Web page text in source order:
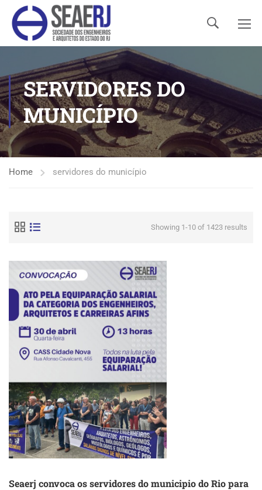
SERVIDORES DO
MUNICÍPIO
Home servidores do município
Showing 1-10 of 1423 results
Seaerj convoca os servidores do municipio do Rio para